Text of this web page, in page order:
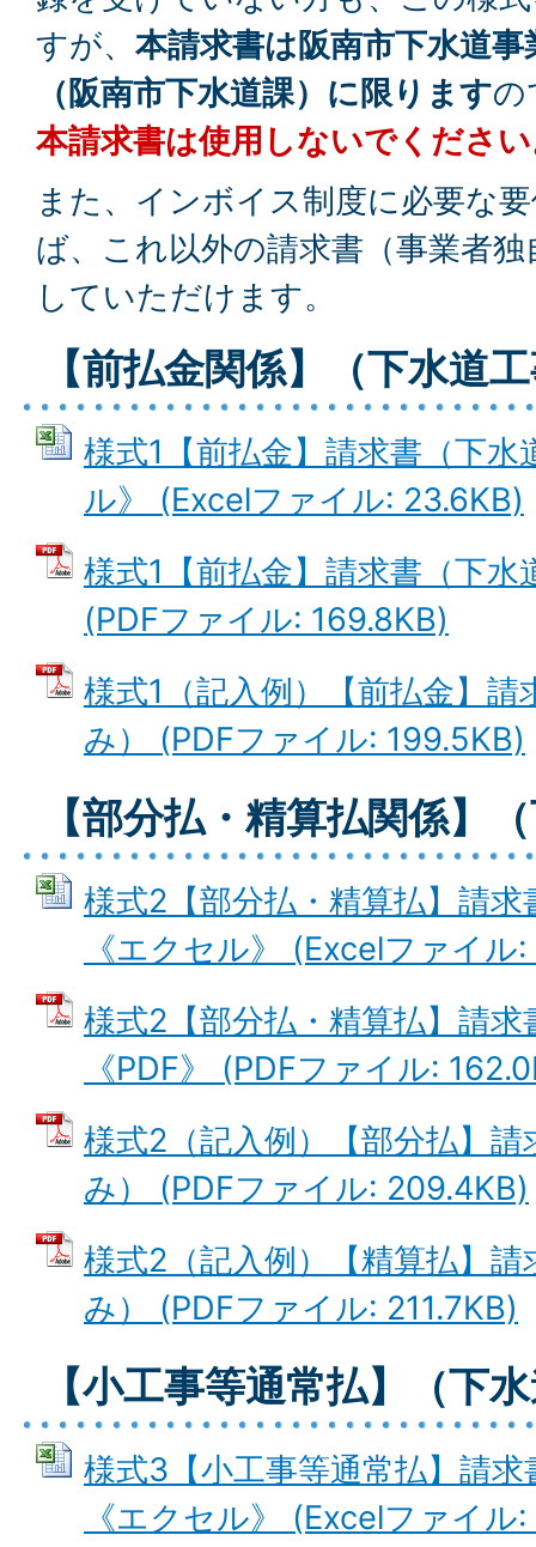
すが、 本請求書は阪南市下水道
（阪南市下水道課）に限りますの
本請求書は使用しないでくださ
また、インボイス制度に必要な
ば、これ以外の請求書（事業者
していただけます。
【前払金関係】（下水道
様式1【前払金】請求書（下
ル》 (Excelファイル: 23.6KB)
様式1【前払金】請求書（下水
(PDFファイル: 169.8KB)
様式1（記入例）【前払金】請
み） (PDFファイル: 199.5KB)
【部分払・精算払関係】
様式2【部分払・精算払】請
《エクセル》 (Excelファイル
様式2【部分払・精算払】請
《PDF》 (PDFファイル:
様式2（記入例）【部分払】
み） (PDFファイル: 209.4KB)
様式2（記入例）【精算払】
み） (PDFファイル: 211.7KB)
【小工事等通常払】（下
様式3【小工事等通常払】請
《エクセル》 (Excelファイル